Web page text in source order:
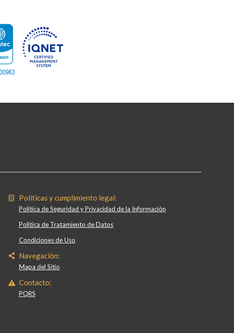
Políticas y cumplimiento legal:
Política de Seguridad y Privacidad de la Información
Política de Tratamiento de Datos
Condiciones de Uso
Navegación:
Mapa del Sitio
Contacto:
PQRS